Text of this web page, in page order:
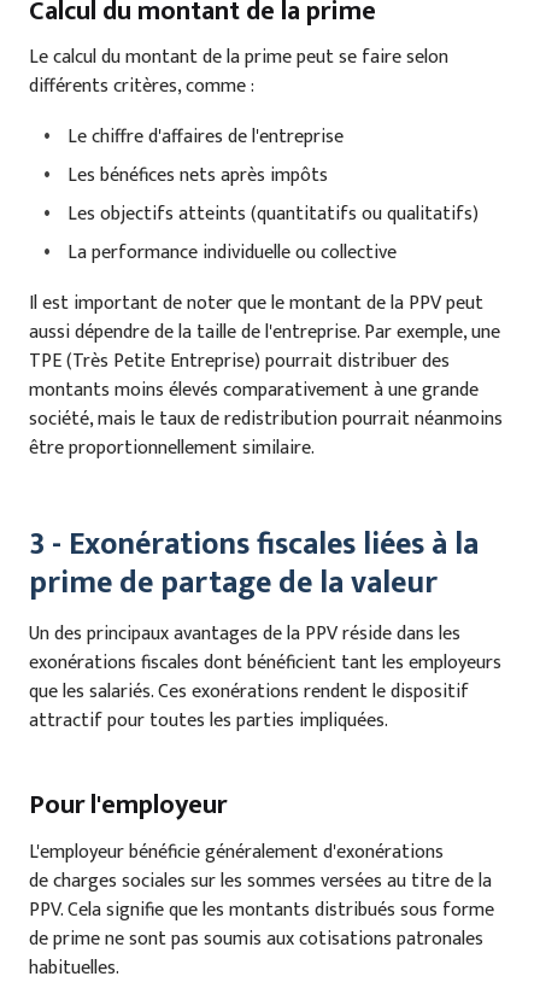
Calcul du montant de la prime
Le calcul du montant de la prime peut se faire selon
différents critères, comme :
Le chiffre d'affaires de l'entreprise
Les bénéfices nets après impôts
Les objectifs atteints (quantitatifs ou qualitatifs)
La performance individuelle ou collective
Il est important de noter que le montant de la PPV peut
aussi dépendre de la taille de l'entreprise. Par exemple, une
TPE (Très Petite Entreprise) pourrait distribuer des
montants moins élevés comparativement à une grande
société, mais le taux de redistribution pourrait néanmoins
être proportionnellement similaire.
3 - Exonérations fiscales liées à la
prime de partage de la valeur
Un des principaux avantages de la PPV réside dans les
exonérations fiscales dont bénéficient tant les employeurs
que les salariés. Ces exonérations rendent le dispositif
attractif pour toutes les parties impliquées.
Pour l'employeur
L'employeur bénéficie généralement d'exonérations
de charges sociales sur les sommes versées au titre de la
PPV. Cela signifie que les montants distribués sous forme
de prime ne sont pas soumis aux cotisations patronales
habituelles.